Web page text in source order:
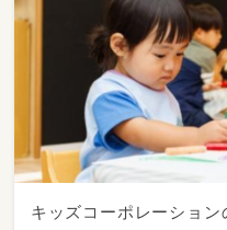
キッズコーポレーション